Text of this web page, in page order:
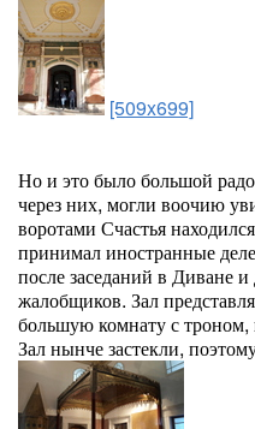
[509x699]
Но и это было большой
через них, могли воочию
воротами Счастья
принимал иностранные
после заседаний в Диване
жалобщиков. Зал
большую комнату с троном,
Зал нынче застекли,